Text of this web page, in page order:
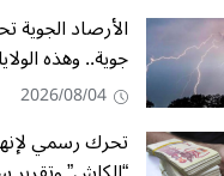
الأرصاد الجوية
جوية.. وهذه
2026/08/04
تحرك رسمي